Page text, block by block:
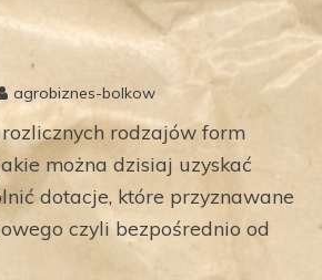
agrobiznes-bolkow
rodzajów form
można dzisiaj uzyskać
dotacje, które przyznawane
czyli bezpośrednio od